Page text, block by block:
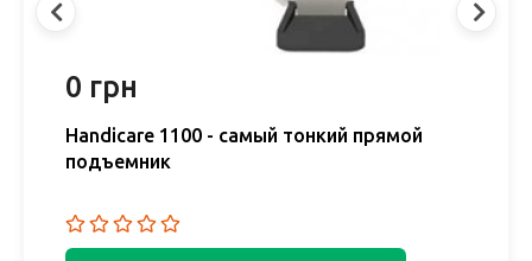
0 грн
Handicare 1100 - самый тонкий прямой
подъемник